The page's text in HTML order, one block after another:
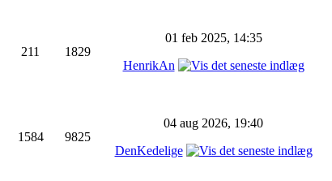
211 1829
01 feb 2025, 14:35
HenrikAn
1584 9825
04 aug 2026, 19:40
DenKedelige